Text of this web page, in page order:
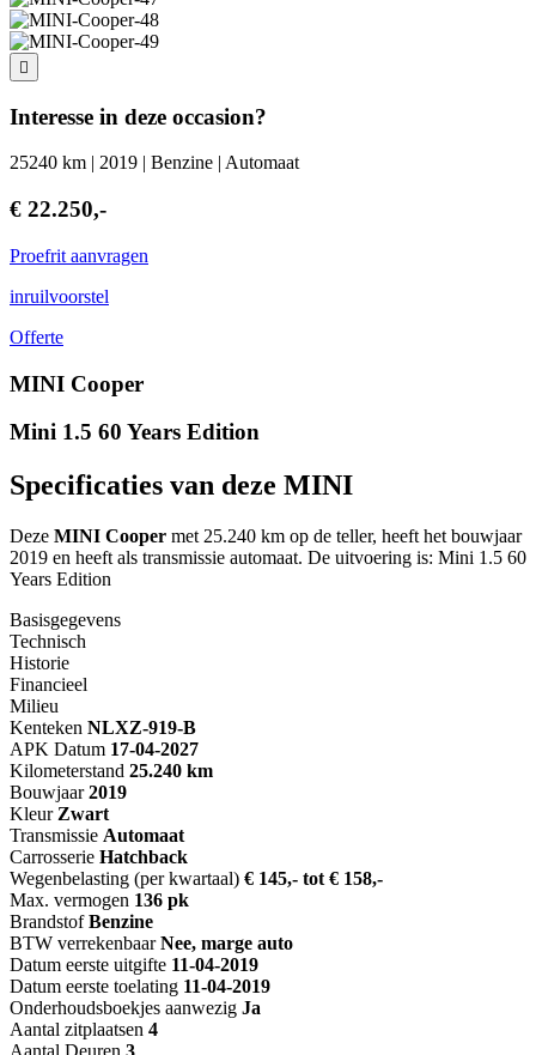
Interesse in deze occasion?
25240 km | 2019 | Benzine | Automaat
€ 22.250,-
Proefrit aanvragen
inruilvoorstel
Offerte
MINI Cooper
Mini 1.5 60 Years Edition
Specificaties van deze MINI
Deze MINI Cooper met 25.240 km op de teller, heeft het bouwjaar
2019 en heeft als transmissie automaat. De uitvoering is: Mini 1.5 60
Years Edition
Basisgegevens
Technisch
Historie
Financieel
Milieu
Kenteken NLXZ-919-B
APK Datum 17-04-2027
Kilometerstand 25.240 km
Bouwjaar 2019
Kleur Zwart
Transmissie Automaat
Carrosserie Hatchback
Wegenbelasting (per kwartaal) € 145,- tot € 158,-
Max. vermogen 136 pk
Brandstof Benzine
BTW verrekenbaar Nee, marge auto
Datum eerste uitgifte 11-04-2019
Datum eerste toelating 11-04-2019
Onderhoudsboekjes aanwezig Ja
Aantal zitplaatsen 4